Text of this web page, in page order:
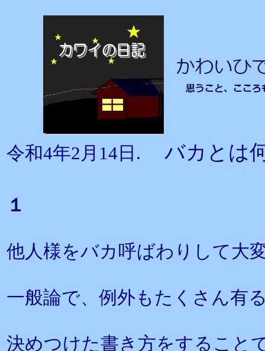
令和4年2月14日. バカとは
１
他人様をバカ呼ばわりして大
一般論で、例外もたくさん有
決めつけた書き方をすること